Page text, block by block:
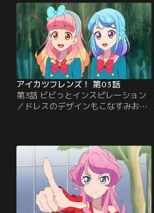
得意なあいねは、すぐにみおとも仲
良くなるが、みおからのお願いを引
き受けたら、なんと一緒にアイカ
ツ！のステージに立つことに…！？
【提供：バンダイチャンネル】
アイカツフレンズ！ 第03話
第3話 ビビっとインスピレーション
／ドレスのデザインもこなすみお
「何か足りない」とドレスのデザイ
ンに納得できておらず--そんな時、
あいねがみおの“一日限定の付き
人”をすることに。みおは納得のい
くプレミアムレアドレスを完成でき
るのか！？【提供：バンダイチャン